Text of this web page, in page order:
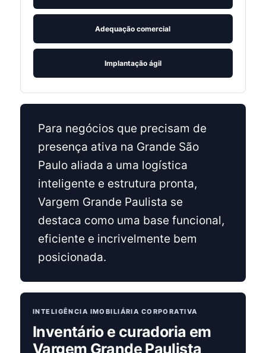
Adequação comercial
Implantação ágil
Para negócios que precisam de
presença ativa na Grande São
Paulo aliada a uma logística
inteligente e estrutura pronta,
Vargem Grande Paulista se
destaca como uma base funcional,
eficiente e incrivelmente bem
posicionada.
INTELIGÊNCIA IMOBILIÁRIA CORPORATIVA
Inventário e curadoria em
Vargem Grande Paulista